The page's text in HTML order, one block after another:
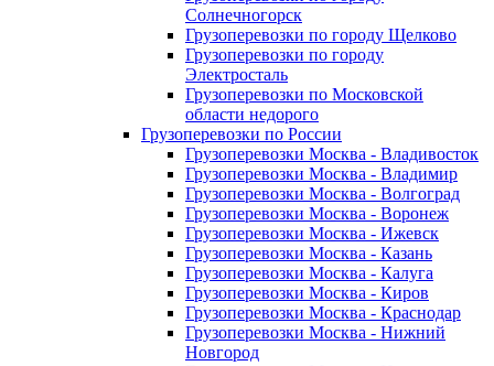
Солнечногорск
Грузоперевозки по городу Щелково
Грузоперевозки по городу
Электросталь
Грузоперевозки по Московской
области недорого
Грузоперевозки по России
Грузоперевозки Москва - Владивосток
Грузоперевозки Москва - Владимир
Грузоперевозки Москва - Волгоград
Грузоперевозки Москва - Воронеж
Грузоперевозки Москва - Ижевск
Грузоперевозки Москва - Казань
Грузоперевозки Москва - Калуга
Грузоперевозки Москва - Киров
Грузоперевозки Москва - Краснодар
Грузоперевозки Москва - Нижний
Новгород